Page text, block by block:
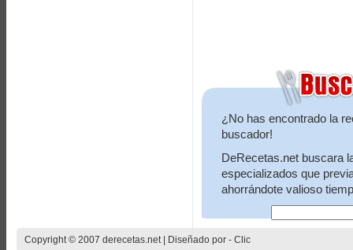
¿No has encontrado la
buscador!
DeRecetas.net buscara
especializados que
ahorrándote valioso
Copyright © 2007 derecetas.net | Diseñado por - Clic